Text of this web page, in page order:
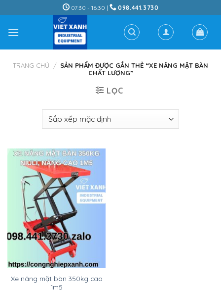
to
content
07:30 - 16:30 | 098.441.3730
TRANG CHỦ / SẢN PHẨM ĐƯỢC GẮN THẺ “XE NÂNG MẶT BÀN
CHẤT LƯỢNG”
LỌC
Xe nâng mặt bàn 350kg cao
1m5